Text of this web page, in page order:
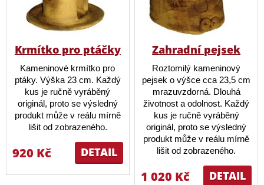
Krmítko pro ptáčky
Kameninové krmítko pro
ptáky. Výška 23 cm. Každý
kus je ručně vyráběný
originál, proto se výsledný
produkt může v reálu mírně
lišit od zobrazeného.
DETAIL
920 Kč
Zahradní pejsek
Roztomilý kameninový
pejsek o výšce cca 23,5 cm
mrazuvzdorná. Dlouhá
životnost a odolnost. Každý
kus je ručně vyráběný
originál, proto se výsledný
produkt může v reálu mírně
lišit od zobrazeného.
DETAIL
1 020 Kč